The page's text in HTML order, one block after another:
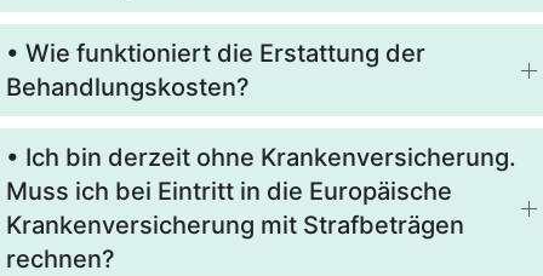
• Wie funktioniert die Erstattung der
Behandlungskosten?
• Ich bin derzeit ohne Krankenversicherung.
Muss ich bei Eintritt in die Europäische
Krankenversicherung mit Strafbeträgen
rechnen?